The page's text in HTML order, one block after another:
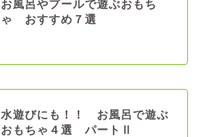
お風呂やプールで遊ぶおもち
ゃ おすすめ７選
水遊びにも！！ お風呂で遊ぶ
おもちゃ４選 パートⅡ